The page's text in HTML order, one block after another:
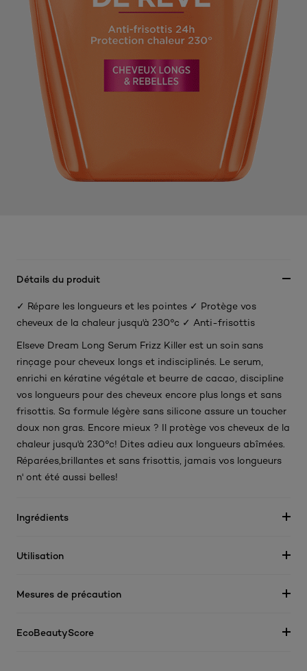
Détails du produit
✓ Répare les longueurs et les pointes ✓ Protège vos
cheveux de la chaleur jusqu'à 230°c ✓ Anti-frisottis
Elseve Dream Long Serum Frizz Killer est un soin sans
rinçage pour cheveux longs et indisciplinés. Le serum,
enrichi en kératine végétale et beurre de cacao, discipline
vos longueurs pour des cheveux encore plus longs et sans
frisottis. Sa formule légère sans silicone assure un toucher
doux non gras. Encore mieux ? Il protège vos cheveux de la
chaleur jusqu'à 230°c! Dites adieu aux longueurs abîmées.
Réparées,brillantes et sans frisottis, jamais vos longueurs
n' ont été aussi belles!
Ingrédients
Utilisation
Mesures de précaution
EcoBeautyScore